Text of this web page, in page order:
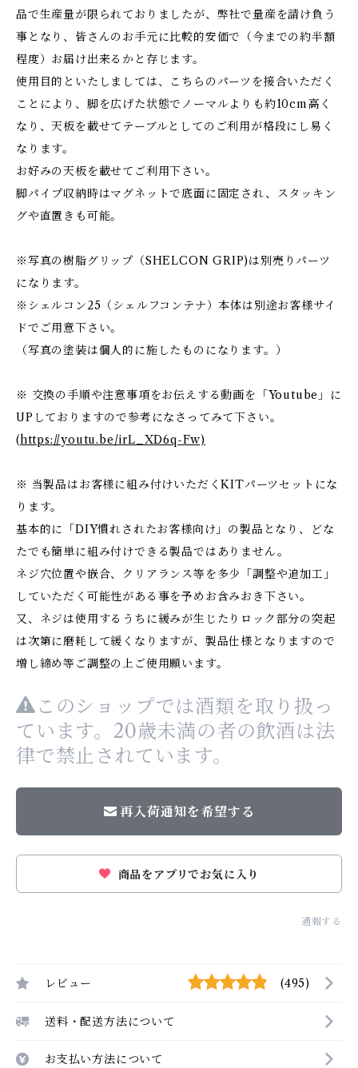
品で生産量が限られておりましたが、弊社で量産を請け負う
事となり、皆さんのお手元に比較的安価で（今までの約半額
程度）お届け出来るかと存じます。
使用目的といたしましては、こちらのパーツを接合いただく
ことにより、脚を広げた状態でノーマルよりも約10cm高く
なり、天板を載せてテーブルとしてのご利用が格段にし易く
なります。
お好みの天板を載せてご利用下さい。
脚パイプ収納時はマグネットで底面に固定され、スタッキン
グや直置きも可能。
※写真の樹脂グリップ（SHELCON GRIP)は別売りパーツ
になります。
※シェルコン25（シェルフコンテナ）本体は別途お客様サイ
ドでご用意下さい。
（写真の塗装は個人的に施したものになります。）
※ 交換の手順や注意事項をお伝えする動画を「Youtube」に
UPしておりますので参考になさってみて下さい。
(https://youtu.be/irL_XD6q-Fw)
※ 当製品はお客様に組み付けいただくKITパーツセットにな
ります。
基本的に「DIY慣れされたお客様向け」の製品となり、どな
たでも簡単に組み付けできる製品ではありません。
ネジ穴位置や嵌合、クリアランス等を多少「調整や追加工」
していただく可能性がある事を予めお含みおき下さい。
又、ネジは使用するうちに緩みが生じたりロック部分の突起
は次第に磨耗して緩くなりますが、製品仕様となりますので
増し締め等ご調整の上ご使用願います。
このショップでは酒類を取り扱っ
ています。20歳未満の者の飲酒は法
律で禁止されています。
再入荷通知を希望する
商品をアプリでお気に入り
通報する
レビュー (495)
送料・配送方法について
お支払い方法について